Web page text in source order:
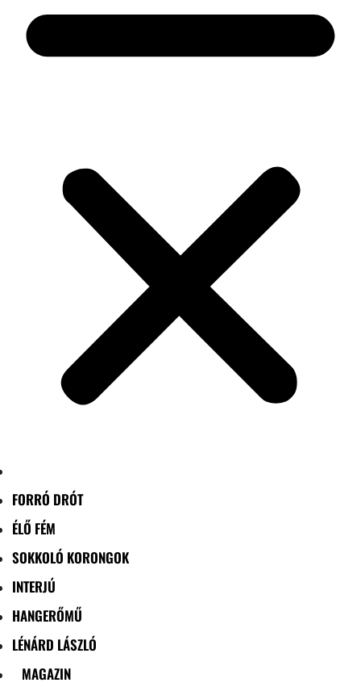
FORRÓ DRÓT
ÉLŐ FÉM
SOKKOLÓ KORONGOK
INTERJÚ
HANGERŐMŰ
LÉNÁRD LÁSZLÓ
MAGAZIN